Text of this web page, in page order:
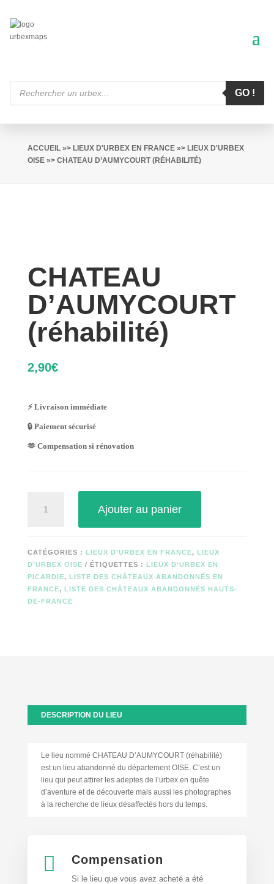
Recherche
produits
GO !
ACCUEIL»> LIEUX D'URBEX EN FRANCE»> LIEUX D'URBEX
OISE»> CHATEAU D’AUMYCOURT (RÉHABILITÉ)
CHATEAU
D’AUMYCOURT
(réhabilité)
2,90€
⚡ Livraison immédiate
🔒 Paiement sécurisé
🫶 Compensation si rénovation
(réhabilité)
Ajouter au panier
CATÉGORIES : LIEUX D'URBEX EN FRANCE, LIEUX
D'URBEX OISE
ÉTIQUETTES : LIEUX D'URBEX EN
PICARDIE, LISTE DES CHÂTEAUX ABANDONNÉS EN
FRANCE, LISTE DES CHÂTEAUX ABANDONNÉS HAUTS-
DE-FRANCE
DESCRIPTION DU LIEU
Le lieu nommé CHATEAU D’AUMYCOURT (réhabilité)
est un lieu abandonné du département OISE. C’est un
lieu qui peut attirer les adeptes de l’urbex en quête
d’aventure et de découverte mais aussi les photographes
à la recherche de lieux désaffectés hors du temps.
 Compensation
Si le lieu que vous avez acheté a été